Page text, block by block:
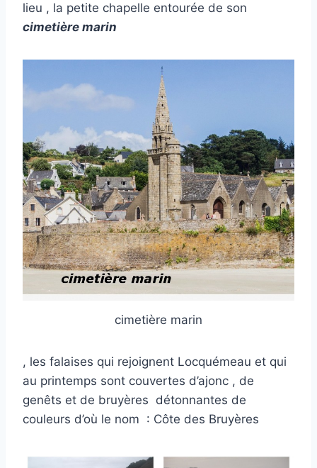
lieu , la petite chapelle entourée de son
cimetière marin
cimetière marin
, les falaises qui rejoignent Locquémeau et qui
au printemps sont couvertes d’ajonc , de
genêts et de bruyères détonnantes de
couleurs d’où le nom : Côte des Bruyères